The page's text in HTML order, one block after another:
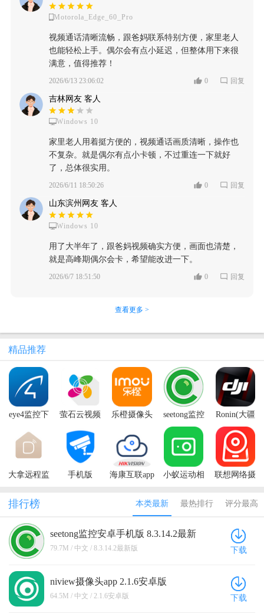
Motorola_Edge_60_Pro
视频通话清晰流畅，跟爸妈联系特别方便，家里老人
也能轻松上手。偶尔会有点小延迟，但整体用下来很
满意，值得推荐！
2026/6/13 23:06:02 0 回复
吉林网友 客人
Windows 10
家里老人用着挺方便的，视频通话画质清晰，操作也
不复杂。就是偶尔有点小卡顿，不过重连一下就好
了，总体很实用。
2026/6/11 18:50:26 0 回复
山东滨州网友 客人
Windows 10
用了大半年了，跟爸妈视频确实方便，画面也清楚，
就是高峰期偶尔会卡，希望能改进一下。
2026/6/7 18:51:50 0 回复
查看更多 >
精品推荐
eye4监控下
萤石云视频
乐橙摄像头
seetong监控
安卓手机版
Ronin(大疆
如影手机
APP)
大拿远程监
手机版
海康互联app
小蚁运动相
联想网络摄
想摄像机)
排行榜 本类最新 最热排行 评分最高
seetong监控安卓手机版 8.3.14.2最新
版
79.7M / 中文 / 8.3.14.2最新版 下载
niview摄像头app 2.1.6安卓版
64.5M / 中文 / 2.1.6安卓版 下载